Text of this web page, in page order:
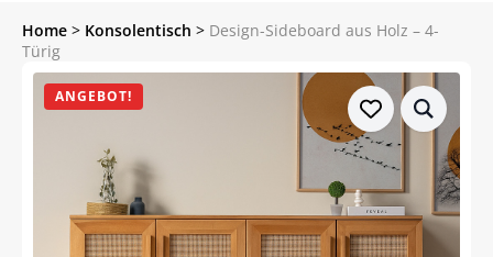
Home > Konsolentisch > Design-Sideboard aus Holz – 4-
Türig
ANGEBOT!